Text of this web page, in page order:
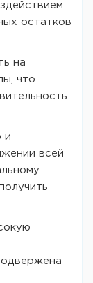
остатков
на
что
и
всей